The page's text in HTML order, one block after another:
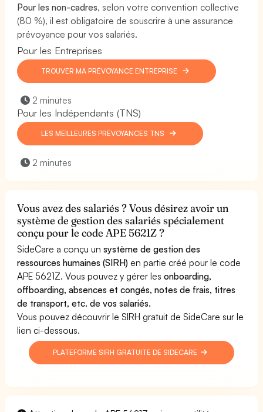
Pour les non-cadres, selon votre convention collective
(80 %), il est obligatoire de souscrire à une assurance
prévoyance pour vos salariés.
Pour les Entreprises
TROUVER MA PRÉVOYANCE ENTREPRISE
2 minutes
Pour les Indépendants (TNS)
LES MEILLEURES PRÉVOYANCES TNS
2 minutes
Vous avez des salariés ? Vous désirez avoir un
système de gestion des salariés spécialement
conçu pour le code APE 5621Z ?
SideCare a conçu unsystème de gestion des
ressources humaines (SIRH) en partie créé pour le code
APE 5621Z. Vous pouvez y gérer lesonboarding,
offboarding, absences et congés, notes de frais, titres
de transport, etc. de vos salariés.
Vous pouvez découvrir le SIRH gratuit de SideCare sur le
lien ci-dessous.
PLATEFORME SIRH GRATUITE DE SIDECARE